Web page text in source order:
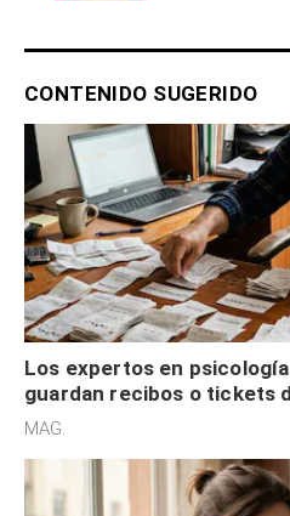
CONTENIDO SUGERIDO
Los expertos en
guardan recibos o tickets
son acumuladores, sino
MAG.